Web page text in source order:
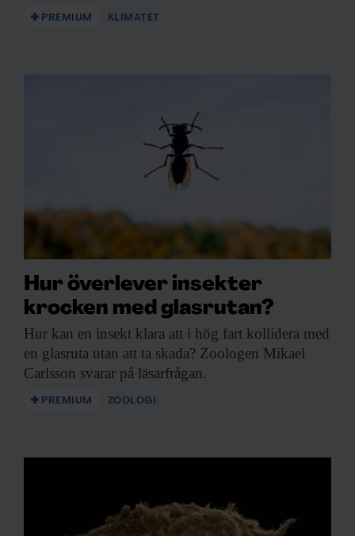
PREMIUM KLIMATET
Hur överlever insekter
krocken med glasrutan?
Hur kan en insekt klara att i hög fart kollidera med
en glasruta utan att ta skada? Zoologen Mikael
Carlsson svarar på läsarfrågan.
PREMIUM ZOOLOGI